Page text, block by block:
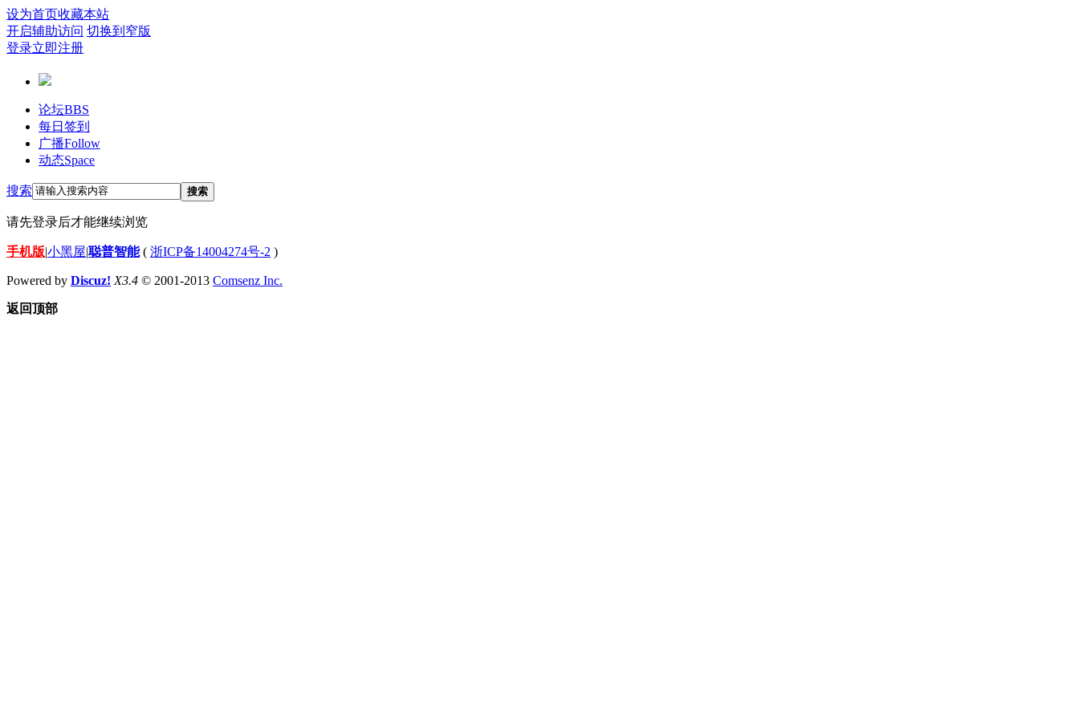
设为首页收藏本站
开启辅助访问 切换到窄版
登录立即注册
论坛BBS
每日签到
广播Follow
动态Space
搜索 搜索
请先登录后才能继续浏览
手机版|小黑屋|聪普智能( 浙ICP备14004274号-2 )
Powered by Discuz! X3.4 © 2001-2013 Comsenz Inc.
返回顶部